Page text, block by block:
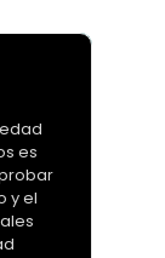
es
y el
es
y el